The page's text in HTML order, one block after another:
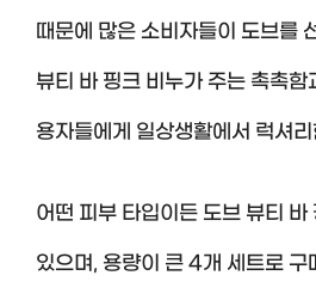
때문에 많은 소비자들이 도브를
뷰티 바 핑크 비누가 주는 촉촉
용자들에게 일상생활에서 럭셔
어떤 피부 타입이든 도브 뷰티
있으며, 용량이 큰 4개 세트로 구